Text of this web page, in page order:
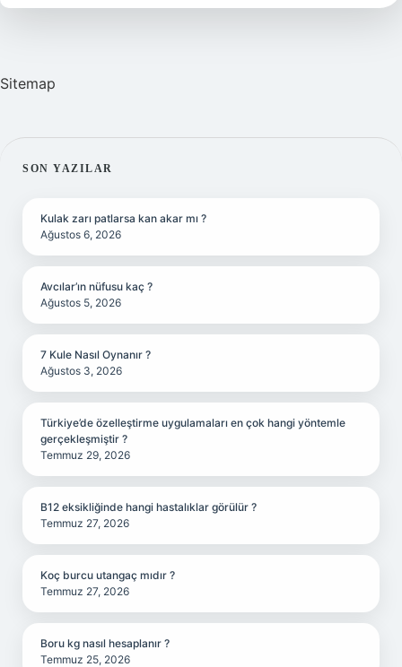
Gelir
Sitemap
SIDEBAR
SON YAZILAR
Kulak zarı patlarsa kan akar mı ?
Ağustos 6, 2026
Avcılar’ın nüfusu kaç ?
Ağustos 5, 2026
7 Kule Nasıl Oynanır ?
Ağustos 3, 2026
Türkiye’de özelleştirme uygulamaları en çok hangi yöntemle
gerçekleşmiştir ?
Temmuz 29, 2026
B12 eksikliğinde hangi hastalıklar görülür ?
Temmuz 27, 2026
Koç burcu utangaç mıdır ?
Temmuz 27, 2026
Boru kg nasıl hesaplanır ?
Temmuz 25, 2026